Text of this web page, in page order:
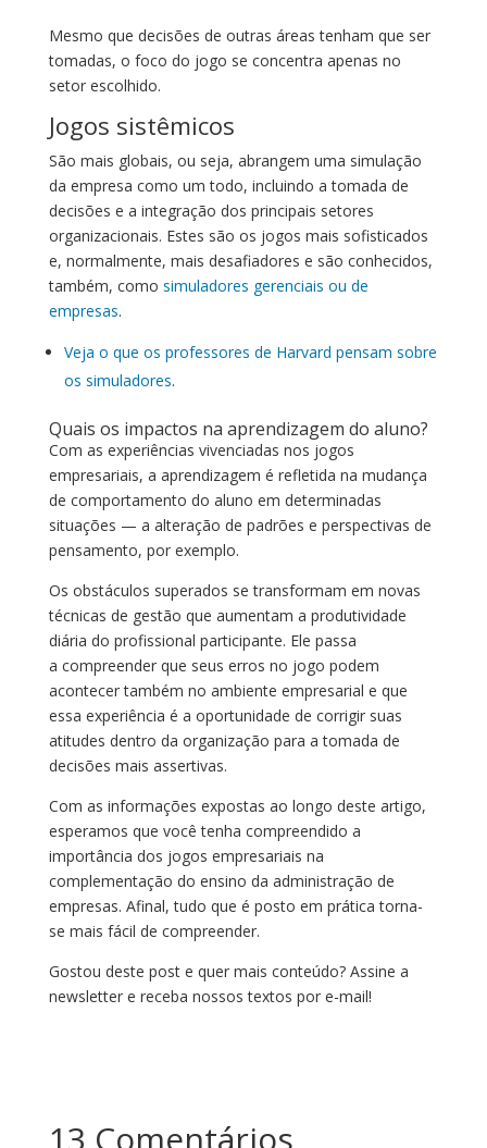
Mesmo que decisões de outras áreas tenham que ser
tomadas, o foco do jogo se concentra apenas no
setor escolhido.
Jogos sistêmicos
São mais globais, ou seja, abrangem uma simulação
da empresa como um todo, incluindo a tomada de
decisões e a integração dos principais setores
organizacionais. Estes são os jogos mais sofisticados
e, normalmente, mais desafiadores e são conhecidos,
também, como simuladores gerenciais ou de
empresas.
Veja o que os professores de Harvard pensam sobre
os simuladores.
Quais os impactos na aprendizagem do aluno?
Com as experiências vivenciadas nos jogos
empresariais, a aprendizagem é refletida na mudança
de comportamento do aluno em determinadas
situações — a alteração de padrões e perspectivas de
pensamento, por exemplo.
Os obstáculos superados se transformam em novas
técnicas de gestão que aumentam a produtividade
diária do profissional participante. Ele passa
a compreender que seus erros no jogo podem
acontecer também no ambiente empresarial e que
essa experiência é a oportunidade de corrigir suas
atitudes dentro da organização para a tomada de
decisões mais assertivas.
Com as informações expostas ao longo deste artigo,
esperamos que você tenha compreendido a
importância dos jogos empresariais na
complementação do ensino da administração de
empresas. Afinal, tudo que é posto em prática torna-
se mais fácil de compreender.
Gostou deste post e quer mais conteúdo? Assine a
newsletter e receba nossos textos por e-mail!
13 Comentários